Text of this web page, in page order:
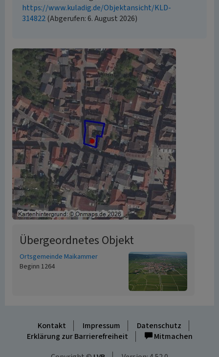
https://www.kuladig.de/Objektansicht/KLD-
314822(Abgerufen: 6. August 2026)
Übergeordnetes Objekt
Ortsgemeinde Maikammer
Beginn 1264
Kontakt Impressum
Datenschutz
Erklärung zur Barrierefreiheit
Mitmachen